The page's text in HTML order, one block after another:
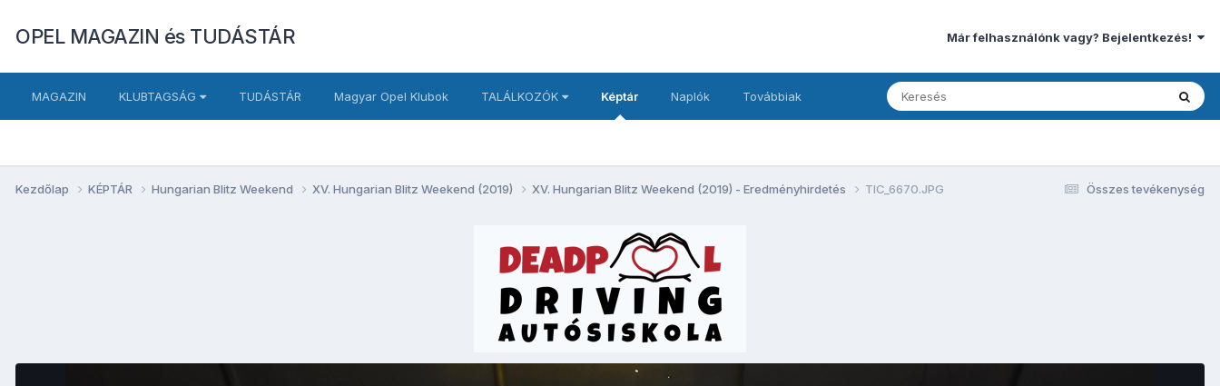
OPEL MAGAZIN és TUDÁSTÁR Már felhasználónk vagy? Bejelentkezés!
MAGAZIN KLUBTAGSÁG TUDÁSTÁR Magyar Opel Klubok TALÁLKOZÓK Képtár Naplók Továbbiak
Összes tevékenység
Kezdőlap KÉPTÁR Hungarian Blitz Weekend XV. Hungarian Blitz Weekend (2019) XV. Hungarian Blitz Weekend (2019) - Eredményhirdetés TIC_6670.JPG